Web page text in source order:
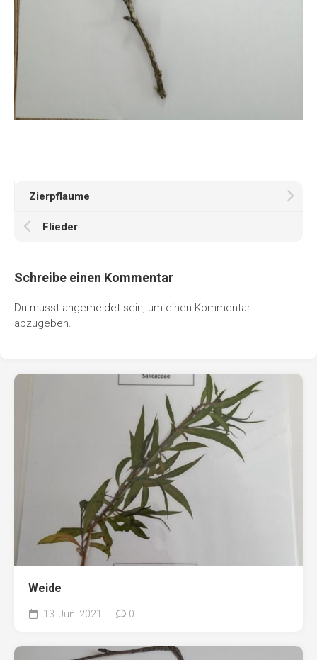
Zierpflaume
Flieder
Schreibe einen Kommentar
Du musst angemeldet sein, um einen Kommentar
abzugeben.
Weide
13. Juni 2021 0